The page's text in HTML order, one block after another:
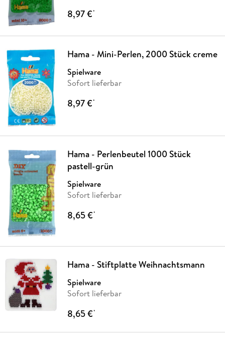
8,97 €*
Hama - Mini-Perlen, 2000 Stück creme
Spielware
Sofort lieferbar
8,97 €*
Hama - Perlenbeutel 1000 Stück
pastell-grün
Spielware
Sofort lieferbar
8,65 €*
Hama - Stiftplatte Weihnachtsmann
Spielware
Sofort lieferbar
8,65 €*